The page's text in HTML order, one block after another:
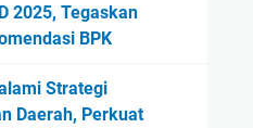
2025, Tegaskan
BPK
Strategi
Daerah, Perkuat